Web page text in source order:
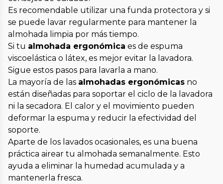
Es recomendable utilizar una funda protectora y si
se puede lavar regularmente para mantener la
almohada limpia por más tiempo.
Si tu almohada ergonómica es de espuma
viscoelástica o látex, es mejor evitar la lavadora.
Sigue estos pasos para lavarla a mano.
La mayoría de las almohadas ergonómicas no
están diseñadas para soportar el ciclo de la lavadora
ni la secadora. El calor y el movimiento pueden
deformar la espuma y reducir la efectividad del
soporte.
Aparte de los lavados ocasionales, es una buena
práctica airear tu almohada semanalmente. Esto
ayuda a eliminar la humedad acumulada y a
mantenerla fresca.